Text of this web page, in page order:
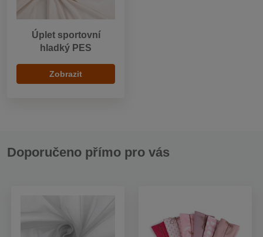
Úplet sportovní
hladký PES
Zobrazit
Doporučeno přímo pro vás